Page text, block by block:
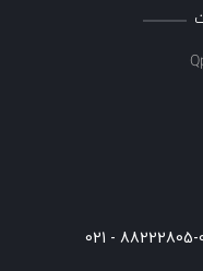
88222805-06 -